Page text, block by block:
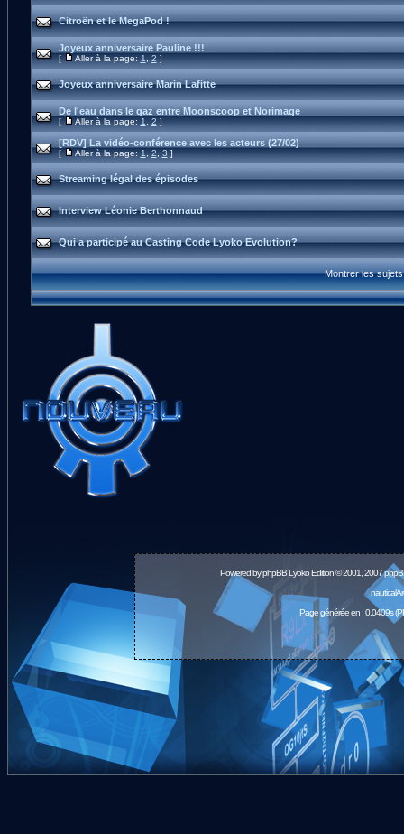
Citroën et le MegaPod !
Joyeux anniversaire Pauline !!!
[ Aller à la page:1,2]
Joyeux anniversaire Marin Lafitte
De l'eau dans le gaz entre Moonscoop et Norimage
[ Aller à la page:1,2]
[RDV] La vidéo-conférence avec les acteurs (27/02)
[ Aller à la page:1,2,3]
Streaming légal des épisodes
Interview Léonie Berthonnaud
Qui a participé au Casting Code Lyoko Evolution?
Montrer les
Powered byphpBBLyoko Edition © 2001, 2007
Page générée en : 0.0409s